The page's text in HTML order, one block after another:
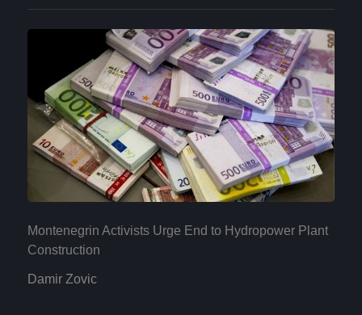
Montenegrin Activists Urge End to Hydropower Plant
Construction
Damir Zovic